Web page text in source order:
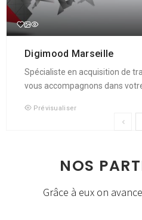
Digimood Marseille
Spécialiste en acquisition de
vous accompagnons dans
Prévisualiser
NOS
Grâce à eux on